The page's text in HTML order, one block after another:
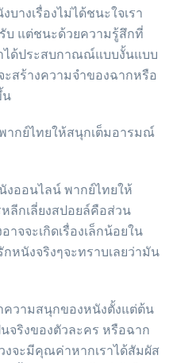
บางเรื่องไม่ได้ชนะใจเรา
บ แต่ชนะด้วยความรู้สึกที่
าได้ประสบกาณณ์แบบงั้นแบบ
สร้างความจำของฉากหรือ
น
ากย์ไทยให้สนุกเต็มอารมณ์
งออนไลน์ พากย์ไทยให้
ลีกเลี่ยงสปอยล์คือส่วน
จจะเกิดเรื่องเล็กน้อยใน
หนังจริงๆจะทราบเลยว่ามัน
ความสนุกของหนังตั้งแต่ต้น
จริงของตัวละคร หรือฉาก
จะมีคุณค่าหากเราได้สัมผัส